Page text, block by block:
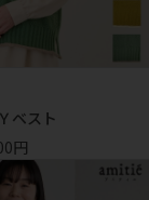
ベスト
円